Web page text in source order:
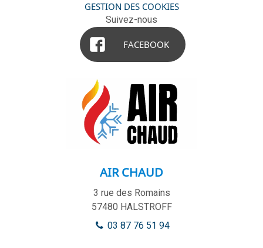
GESTION DES COOKIES
Suivez-nous
FACEBOOK
AIR CHAUD
3 rue des Romains
57480 HALSTROFF
03 87 76 51 94